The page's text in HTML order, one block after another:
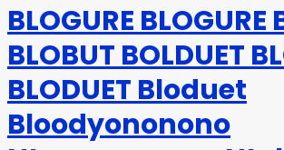
BLOGURE BLOGURE
BLOBUT BOLDUET
BLODUET Bloduet
Bloodyononono